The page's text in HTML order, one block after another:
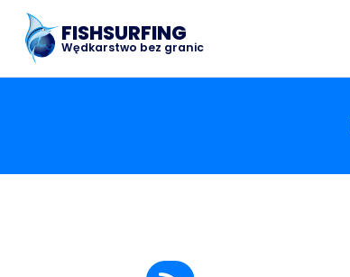
FISHSURFING
Wędkarstwo bez granic